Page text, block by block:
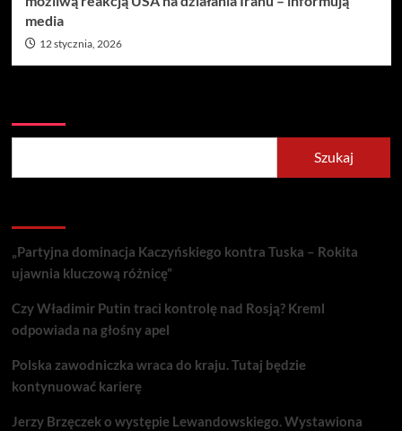
media
12 stycznia, 2026
Szukaj
„Partyjna dominacja Kaczyńskiego kontra Tuska – Rokita
ujawnia kluczową różnicę”
Czy Władimir Putin traci kontrolę nad Rosją? Kreml
odpowiada na głośny apel
Polska zawodniczka wraca do kraju. Tutaj będzie
kontynuować karierę
Jerzy Brzęczek o występie Lewandowskiego. Wystawiona